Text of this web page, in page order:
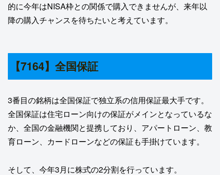
的に今年はNISA枠との関係で購入できませんが、来年以
降の購入チャンスを待ちたいと考えています。
【7164】全国保証
3番目の銘柄は全国保証で独立系の信用保証最大手です。
全国保証は住宅ローン向けの保証がメインとなっているな
か、全国の金融機関と提携しており、アパートローン、教
育ローン、カードローンなどの保証も手掛けています。
そして、今年3月に株式の2分割を行っています。